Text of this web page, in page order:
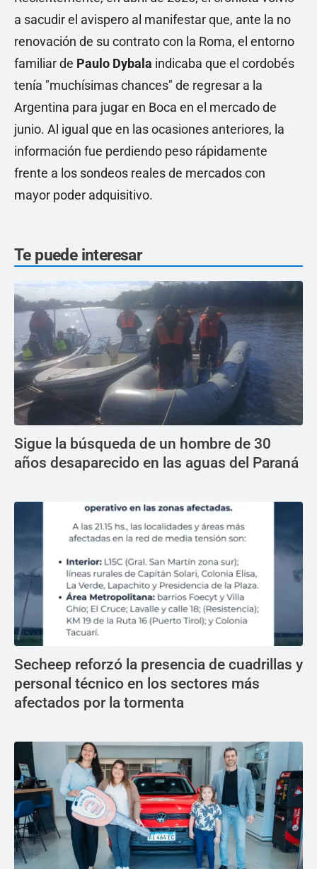
a sacudir el avispero al manifestar que, ante la no
renovación de su contrato con la Roma, el entorno
familiar de Paulo Dybala indicaba que el cordobés
tenía "muchísimas chances" de regresar a la
Argentina para jugar en Boca en el mercado de
junio. Al igual que en las ocasiones anteriores, la
información fue perdiendo peso rápidamente
frente a los sondeos reales de mercados con
mayor poder adquisitivo.
Te puede interesar
Sigue la búsqueda de un hombre de 30
años desaparecido en las aguas del Paraná
Secheep reforzó la presencia de cuadrillas y
personal técnico en los sectores más
afectados por la tormenta